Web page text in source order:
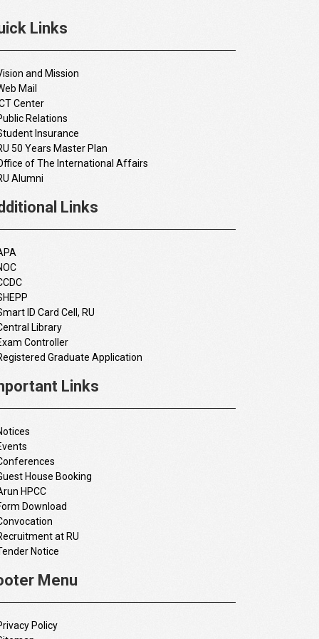
Links
and Mission
Mail
Center
Relations
Insurance
50 Years Master Plan
of The International Affairs
Alumni
Links
ID Card Cell, RU
Library
Controller
Graduate Application
Links
House Booking
HPCC
Download
at RU
Notice
Menu
Policy